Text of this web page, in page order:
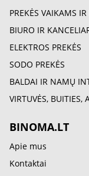
PREKĖS VAIKAMS
BIURO IR
ELEKTROS PREKĖS
SODO PREKĖS
BALDAI IR NAMŲ
VIRTUVĖS, BUITIES,
BINOMA.LT
Apie mus
Kontaktai